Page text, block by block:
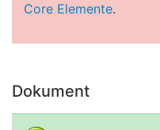
Core Elemente.
Dokument